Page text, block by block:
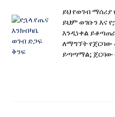
ይህ የወገብ ማሰሪያ
ይህም ወገቡን እና
እንዲነቀል
ለማግኘት የጀርባው
ይጣጣማል; ጀርባው